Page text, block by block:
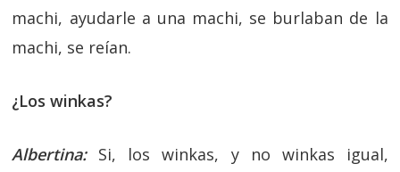
machi, ayudarle a una machi, se burlaban de la
machi, se reían.
¿Los winkas?
Albertina:Si, los winkas, y no winkas igual,